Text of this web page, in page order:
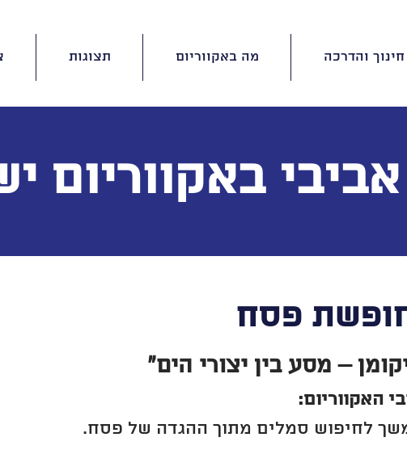
חינוך והדרכה מה באקווריום תצוגות
פסח
– מסע בין יצורי הים"
האקווריום:
לחיפוש סמלים מתוך ההגדה של פסח.
באקווריום